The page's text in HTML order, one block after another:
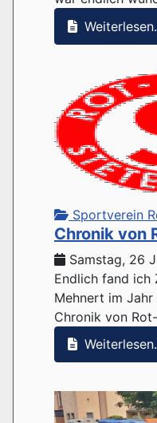
Sportverein
Chronik von
Samstag, 26
Endlich fand ich
Mehnert im
Chronik von